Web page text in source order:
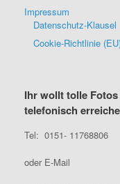
Impressum
Datenschutz-Klausel
Cookie-Richtlinie
Ihr wollt tolle
telefonisch
Tel: 0151- 11768806
oder E-Mail